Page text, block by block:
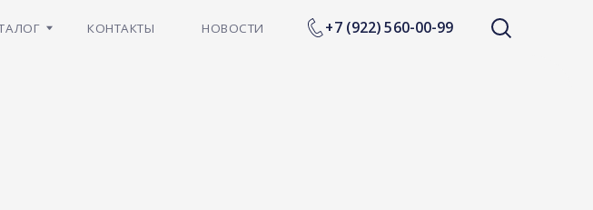
+7 (922) 560-00-99
КОНТАКТЫ НОВОСТИ